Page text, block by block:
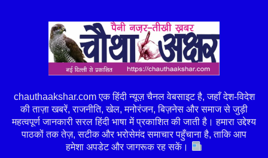
chauthaakshar.com एक हिंदी न्यूज़ चैनल वेबसाइट है, जहाँ देश-विदेश
की ताज़ा खबरें, राजनीति, खेल, मनोरंजन, बिज़नेस और समाज से जुड़ी
महत्वपूर्ण जानकारी सरल हिंदी भाषा में प्रकाशित की जाती है। हमारा उद्देश्य
पाठकों तक तेज़, सटीक और भरोसेमंद समाचार पहुँचाना है, ताकि आप
हमेशा अपडेट और जागरूक रह सकें।